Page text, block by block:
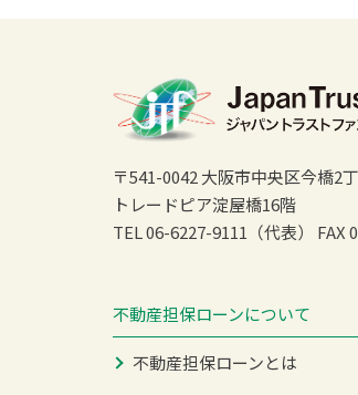
〒541-0042 大阪市中央区今橋2
トレードピア淀屋橋16階
TEL 06-6227-9111（代表）
FAX
不動産担保ローンについて
不動産担保ローンとは